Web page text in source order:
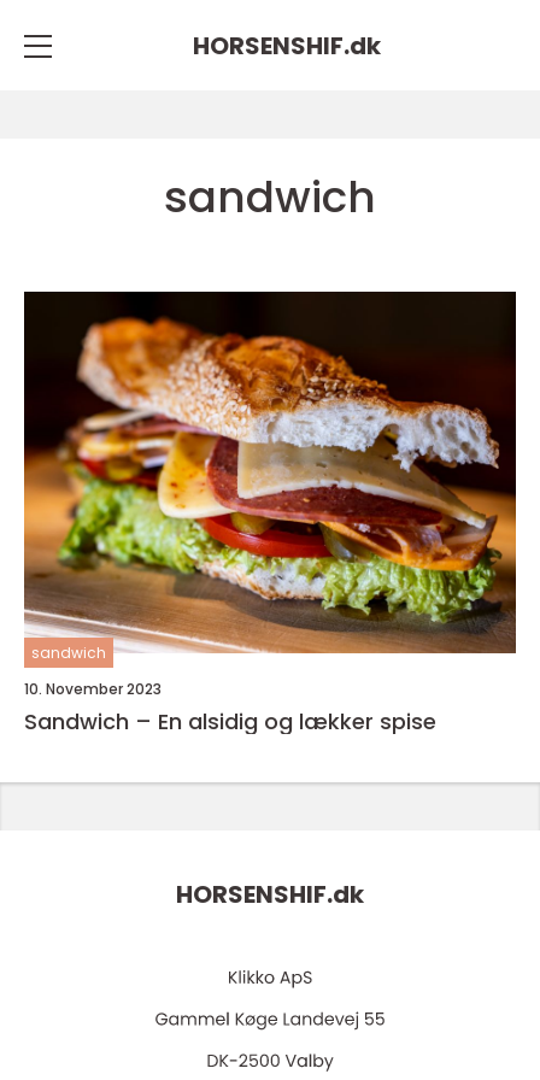
HORSENSHIF.dk
sandwich
sandwich
10. November 2023
Sandwich – En alsidig og lækker spise
HORSENSHIF.dk